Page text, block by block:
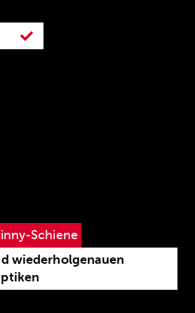
Schiene
wiederholgenauen